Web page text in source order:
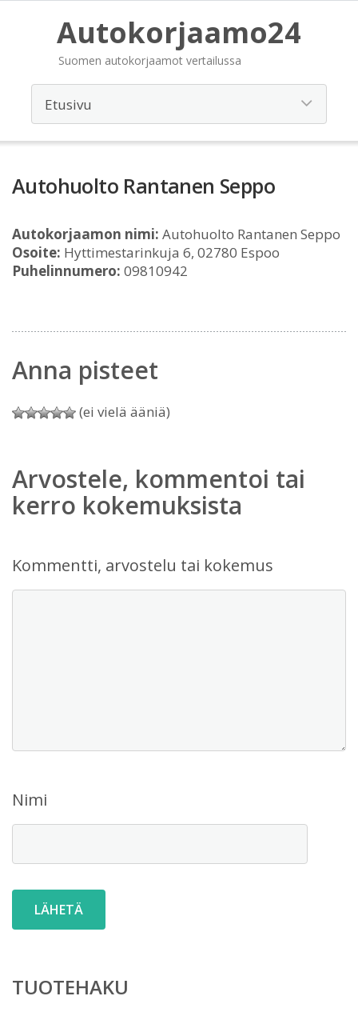
Autokorjaamo24
Suomen autokorjaamot vertailussa
Autohuolto Rantanen Seppo
Autokorjaamon nimi: Autohuolto Rantanen Seppo
Osoite: Hyttimestarinkuja 6, 02780 Espoo
Puhelinnumero: 09810942
Anna pisteet
(ei vielä ääniä)
Arvostele, kommentoi tai
kerro kokemuksista
Kommentti, arvostelu tai kokemus
Nimi
TUOTEHAKU